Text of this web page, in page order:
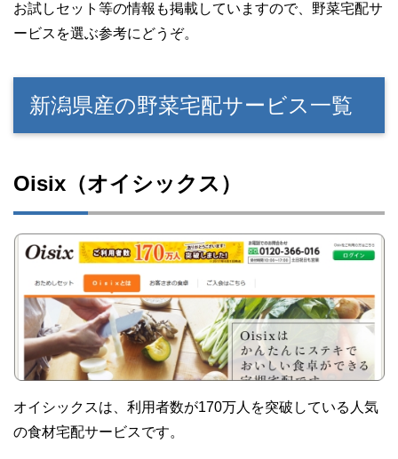
お試しセット等の情報も掲載していますので、野菜宅配サ
ービスを選ぶ参考にどうぞ。
新潟県産の野菜宅配サービス一覧
Oisix（オイシックス）
オイシックスは、利用者数が170万人を突破している人気
の食材宅配サービスです。